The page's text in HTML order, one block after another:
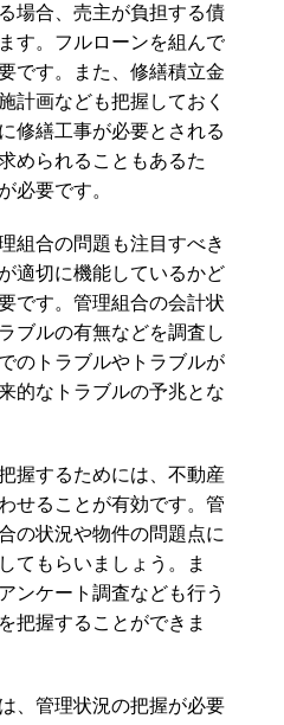
場合、売主が負担する債
す。フルローンを組んで
です。また、修繕積立金
計画なども把握しておく
修繕工事が必要とされる
められることもあるた
必要です。
組合の問題も注目すべき
適切に機能しているかど
です。管理組合の会計状
ブルの有無などを調査し
のトラブルやトラブルが
的なトラブルの予兆とな
握するためには、不動産
せることが有効です。管
の状況や物件の問題点に
てもらいましょう。ま
ンケート調査なども行う
把握することができま
、管理状況の把握が必要